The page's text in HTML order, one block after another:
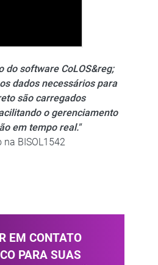
do software CoLOS&reg;
dados necessários para
são carregados
o gerenciamento
em tempo real."
na BISOL1542
EM CONTATO
PARA SUAS